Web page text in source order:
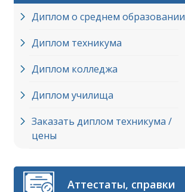
Диплом о среднем образовании
Диплом техникума
Диплом колледжа
Диплом училища
Заказать диплом техникума /
цены
Аттестаты, справки